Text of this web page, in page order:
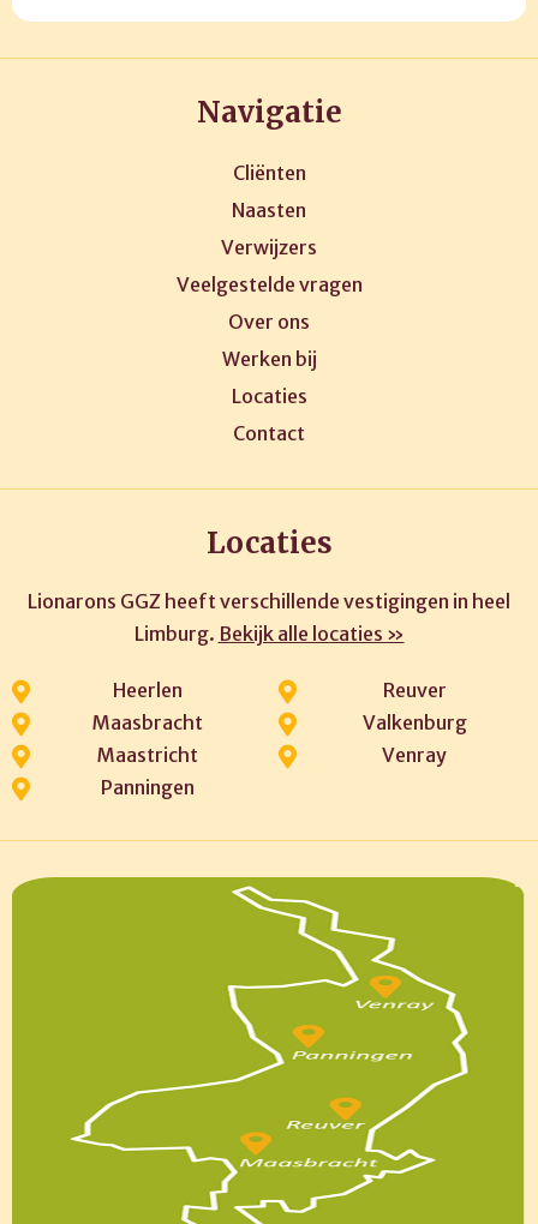
Navigatie
Cliënten
Naasten
Verwijzers
Veelgestelde vragen
Over ons
Werken bij
Locaties
Contact
Locaties
Lionarons GGZ heeft verschillende vestigingen in heel
Limburg. Bekijk alle locaties »
Heerlen
Maasbracht
Maastricht
Panningen
Reuver
Valkenburg
Venray